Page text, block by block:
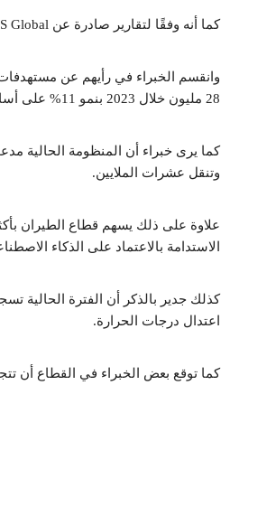
كما أنه وفقًا لتقارير صادرة عن VFS Global فكان هناك زيادة بنسبة 15% في حجم الطلبات على التأشيرة خلال 2023.
وانقسم الخبراء في رأيهم عن
28 مليون خلال 2023 بنمو 11% على أساس سنوي وبإيرادات تجاوزت 43 مليار درهم.
وتنقل عشرات الملايين.
الاستدامة بالاعتماد على الذكاء
كذلك جدير بالذكر أن الفترة الحالية
اعتدال درجات الحرارة.
كما توقع بعض الخبراء في القطاع أن تتجاوز نسب الاشغال